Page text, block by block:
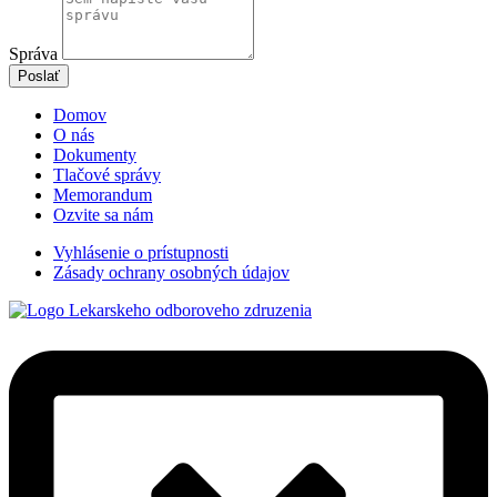
Správa
Poslať
Domov
O nás
Dokumenty
Tlačové správy
Memorandum
Ozvite sa nám
Vyhlásenie o prístupnosti
Zásady ochrany osobných údajov